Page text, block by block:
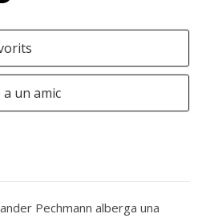
a un amic
Pechmann alberga una